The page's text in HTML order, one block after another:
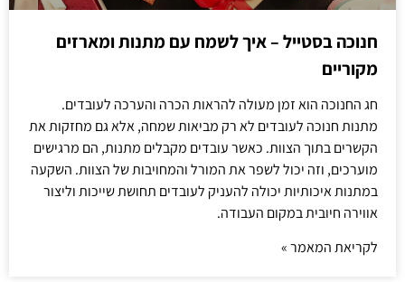
חנוכה בסטייל – איך לשמח עם מתנות ומארזים
מקוריים
חג החנוכה הוא זמן מעולה להראות הכרה והערכה לעובדים.
מתנות חנוכה לעובדים לא רק מביאות שמחה, אלא גם מחזקות את
הקשרים בתוך הצוות. כאשר עובדים מקבלים מתנות, הם מרגישים
מוערכים, וזה יכול לשפר את המורל והמחויבות של הצוות. השקעה
במתנות איכותיות יכולה להעניק לעובדים תחושת שייכות וליצור
אווירה חיובית במקום העבודה.
לקריאת המאמר »